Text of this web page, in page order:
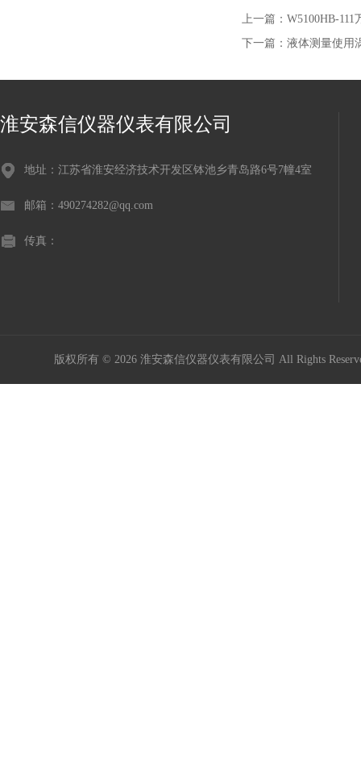
上一篇： W5100HB-
下一篇： 液体测量使用
淮安森信仪器仪表有限公司
地址：江苏省淮安经济技术开发区钵池乡青岛路6号7幢4室
邮箱：490274282@qq.com
传真：
版权所有 © 2026 淮安森信仪器仪表有限公司 All Rights